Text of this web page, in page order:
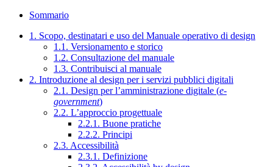
Sommario
1. Scopo, destinatari e uso del Manuale operativo di design
1.1. Versionamento e storico
1.2. Consultazione del manuale
1.3. Contribuisci al manuale
2. Introduzione al design per i servizi pubblici digitali
2.1. Design per l’amministrazione digitale (e-
government)
2.2. L’approccio progettuale
2.2.1. Buone pratiche
2.2.2. Principi
2.3. Accessibilità
2.3.1. Definizione